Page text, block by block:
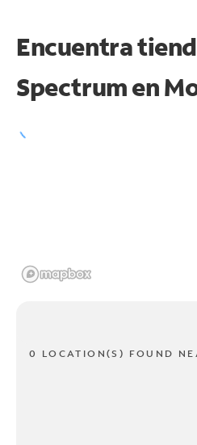
Encuentra
Spectrum en
0 LOCATION(S) FOUND